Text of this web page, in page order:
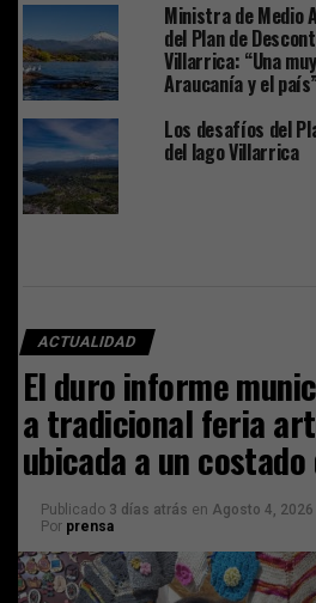
Ministra de Medio
del Plan de
Villarrica: “Una
Araucanía y el país”
Los desafíos del
del lago Villarrica
ACTUALIDAD
El duro informe
a tradicional feria
ubicada a un
Publicado 3 días atrás en Agosto 4, 2026
Por prensa